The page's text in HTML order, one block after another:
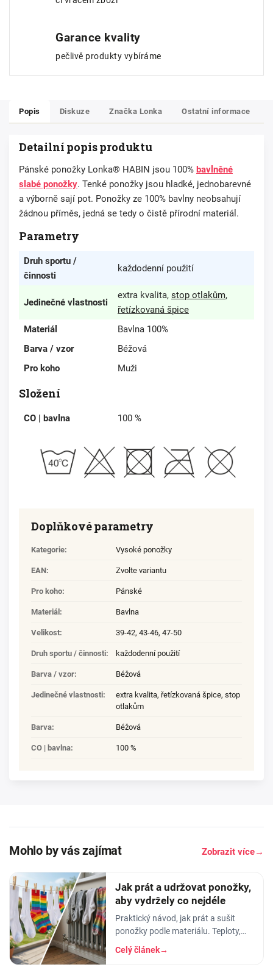
Garance kvality
pečlivě produkty vybíráme
Popis Diskuze Značka Lonka Ostatní informace
Detailní popis produktu
Pánské ponožky Lonka® HABIN jsou 100% bavlněné
slabé ponožky. Tenké ponožky jsou hladké, jednobarevné
a výborně sají pot. Ponožky ze 100% bavlny neobsahují
žádnou příměs, jedná se tedy o čistě přírodní materiál.
Parametry
Druh sportu /
činnosti
každodenní použití
Jedinečné vlastnosti
extra kvalita, stop otlakům,
řetízkovaná špice
Materiál
Bavlna 100%
Barva / vzor
Béžová
Pro koho
Muži
Složení
CO | bavlna 100 %
Doplňkové parametry
Kategorie: Vysoké ponožky
EAN: Zvolte variantu
Pro koho: Pánské
Materiál: Bavlna
Velikost: 39-42, 43-46, 47-50
Druh sportu / činnosti: každodenní použití
Barva / vzor: Béžová
Jedinečné vlastnosti: extra kvalita, řetízkovaná špice, stop
otlakům
Barva: Béžová
CO | bavlna: 100 %
Mohlo by vás zajímat Zobrazit více→
Jak prát a udržovat ponožky,
aby vydržely co nejdéle
Praktický návod, jak prát a sušit
ponožky podle materiálu. Teploty,
tak sražení, trhání a ztrátě tvaru.
Celý článek→